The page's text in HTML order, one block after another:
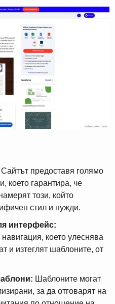
Сайтът предоставя голямо
което гарантира, че
този, който
стил и нужди.
интерфейс:
което улеснява
и изтеглят шаблоните, от
Шаблоните могат
за да отговарят на